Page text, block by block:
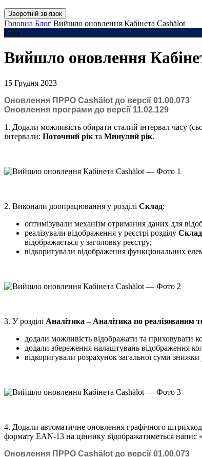
Зворотній звʼязок
Головна Блог Вийшло оновлення Кабінета Cashӓlot
РРО
Вийшло оновлення
15 Грудня 2023
Оновлення ПРРО Cashӓlot до версії 01.00.073
Оновлення програми до версії 11.02.129
1. Додали можливість обирати сталий інтервал часу
інтервали: Поточний рік та Минулий рік.
2. Виконали доопрацювання у розділі Склад:
оптимізували механізм отримання даних для
реалізували відображення у реєстрі розділу
відображається у заголовку реєстру;
відкоригували відображення функціональних
3. У розділі Аналітика – Аналітика по реалізованим
додали можливість відображати та приховувати
додали збереження налаштувань відображення
відкоригували розрахунок загальної суми знижки
4. Додали автоматичне оновлення графічного
формату EAN-13 на ціннику відображатиметься напис
Оновлення ПРРО Cashӓlot до версії 01.00.073